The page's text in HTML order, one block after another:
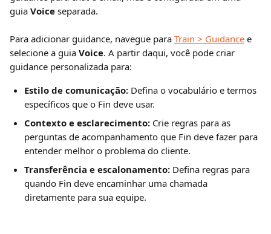
guia Voice separada.
Para adicionar guidance, navegue para Train > Guidance e
selecione a guia Voice. A partir daqui, você pode criar
guidance personalizada para:
Estilo de comunicação: Defina o vocabulário e termos
específicos que o Fin deve usar.
Contexto e esclarecimento: Crie regras para as
perguntas de acompanhamento que Fin deve fazer para
entender melhor o problema do cliente.
Transferência e escalonamento: Defina regras para
quando Fin deve encaminhar uma chamada
diretamente para sua equipe.